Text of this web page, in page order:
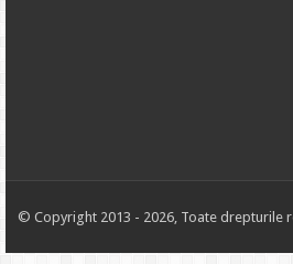
© Copyright 2013 - 2026, Toate drepturile